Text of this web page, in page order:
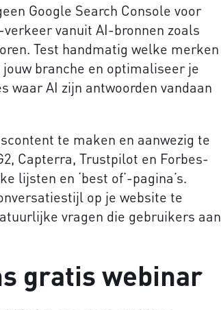
Google Search Console voor
vanuit AI-bronnen zoals
Test handmatig welke merken
branche en optimaliseer je
waar AI zijn antwoorden vandaan
te maken en aanwezig te
Capterra, Trustpilot en Forbes-
lijsten en ‘best of’-pagina’s.
op je website te
vragen die gebruikers aan
gratis webinar